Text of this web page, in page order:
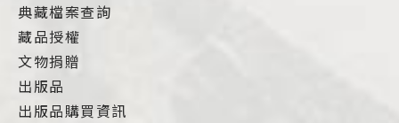
典藏檔案查詢
藏品授權
文物捐贈
出版品
出版品購買資訊